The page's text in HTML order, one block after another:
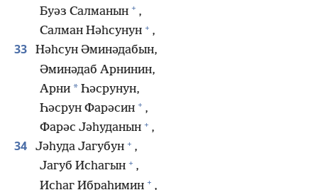
Буәз Салманын + ,
Салман Нәһсунун + ,
33
Нәһсун Әминәдабын,
Әминәдаб Арнинин,
Арни * Һәсрунун,
Һәсрун Фарәсин + ,
Фарәс Јәһуданын + ,
34 Јәһуда Јагубун + ,
Јагуб Исһагын + ,
Исһаг Ибраһимин + ,